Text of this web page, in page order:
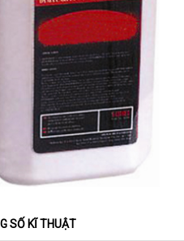
SỐ KĨ THUẬT